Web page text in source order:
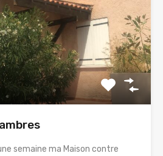
semaine ma Maison contre